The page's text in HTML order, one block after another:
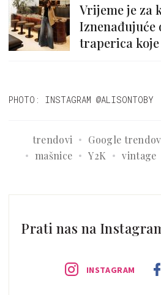
Vrijeme je za
Iznenađujuće
traperica
PHOTO: INSTAGRAM @ALISONTOBY
trendovi Google
mašnice
Y2K vintage
Prati nas na
INSTAGRAM